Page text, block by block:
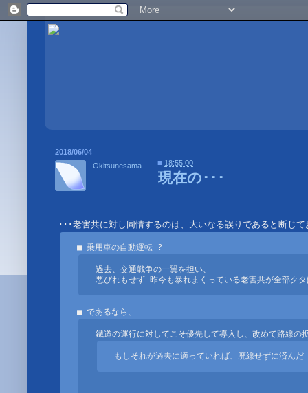
2018/06/04
現在の･･･
過去、交通戦争の一翼を担い、
悪びれもせず 昨今も暴れまくっている老害共が全部ク
もしそれが過去に適っていれば、廃線せずに済ん
Okitsunesama ■ 18:55:00